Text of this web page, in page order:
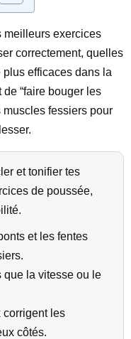
meilleurs exercices
correctement, quelles
efficaces dans la
de “faire bouger les
muscles fessiers pour
et tonifier tes
de poussée,
et les fentes
que la vitesse ou le
corrigent les
côtés.